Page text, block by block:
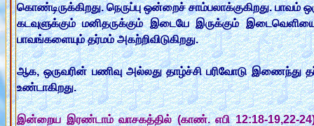
கொண்டிருக்கிறது. நெருப்பு ஒன்றைச் சாம்பலாக்குகிறது.
கடவுளுக்கும் மனிதருக்கும் இடையே இருக்கும்
பாவங்களையும் தர்மம் அகற்றிவிடுகிறது.
ஆக, ஒருவரின் பணிவு அல்லது தாழ்ச்சி பரிவோடு இணைந்து
உண்டாகிறது.
இன்றைய இரண்டாம் வாசகத்தில் (காண். எபி 12:18-19,22-